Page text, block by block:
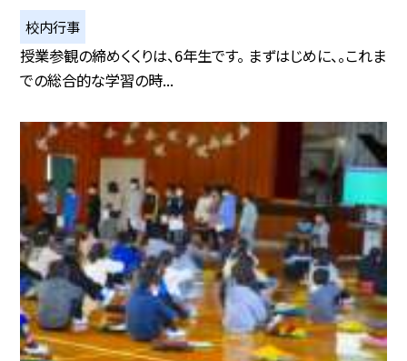
校内行事
授業参観の締めくくりは、6年生です。 まずはじめに、。これま
での総合的な学習の時...